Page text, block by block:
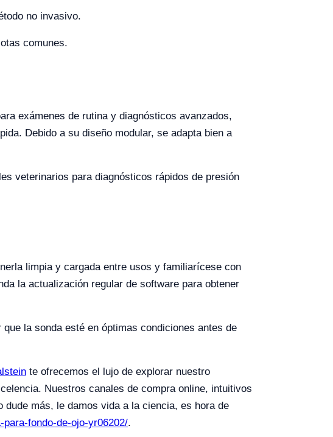
no invasivo.
comunes.
exámenes de rutina y diagnósticos avanzados,
Debido a su diseño modular, se adapta bien a
veterinarios para diagnósticos rápidos de presión
limpia y cargada entre usos y familiarícese con
la actualización regular de software para obtener
la sonda esté en óptimas condiciones antes de
te ofrecemos el lujo de explorar nuestro
Nuestros canales de compra online, intuitivos
más, le damos vida a la ciencia, es hora de
fondo-de-ojo-yr06202/.